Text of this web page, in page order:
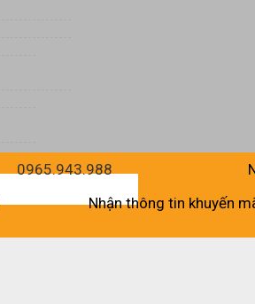
0965.943.988
Nhận thông tin khuyến